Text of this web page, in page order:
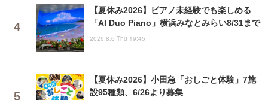
【夏休み2026】ピアノ未経験でも楽しめる
「AI Duo Piano」横浜みなとみらい8/31まで
2026.8.6 Thu 19:45
【夏休み2026】小田急「おしごと体験」7施
設95種類、6/26より募集